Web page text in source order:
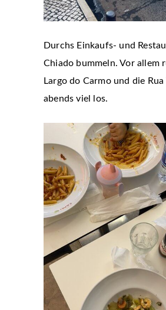
Durchs Einkaufs- und
Chiado bummeln. Vor allem
Largo do Carmo und die
abends viel los.